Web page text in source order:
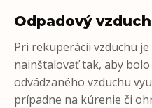
Odpadový
Pri rekuperácii vzduchu
nainštalovať tak, aby
odvádzaného vzduchu
prípadne na kúrenie či